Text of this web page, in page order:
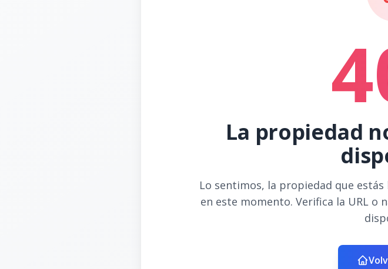
La propiedad
Lo sentimos, la propiedad que
en este momento. Verifica la URL o